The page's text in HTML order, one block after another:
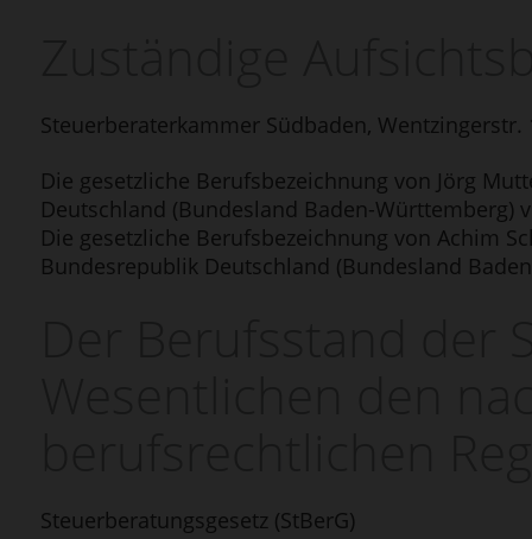
Steuerberaterkammer Südbaden, Wentzingerstr.
Die gesetzliche Berufsbezeichnung von Jörg
Deutschland (Bundesland Baden-Württemberg)
Die gesetzliche Berufsbezeichnung von Achim
Bundesrepublik Deutschland (Bundesland
Steuerberatungsgesetz (StBerG)